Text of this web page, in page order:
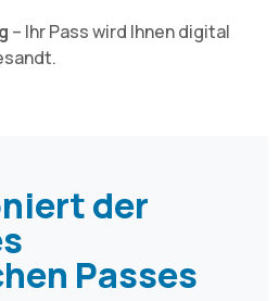
– Ihr Pass wird Ihnen digital
der
Passes